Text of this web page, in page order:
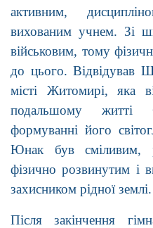
активним,
вихованим учнем. Зі
військовим, тому
до цього. Відвідував
місті Житомирі, яка
подальшому житті
формуванні його
Юнак був сміливим,
фізично розвинутим і
захисником рідної землі.
Після закінчення